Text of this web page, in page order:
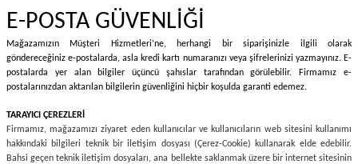
E-POSTA GÜVENLİĞİ
Mağazamızın Müşteri Hizmetleri’ne, herhangi bir siparişinizle ilgili olarak
göndereceğiniz e-postalarda, asla kredi kartı numaranızı veya şifrelerinizi yazmayınız. E-
postalarda yer alan bilgiler üçüncü şahıslar tarafından görülebilir. Firmamız e-
postalarınızdan aktarılan bilgilerin güvenliğini hiçbir koşulda garanti edemez.
TARAYICI ÇEREZLERİ
Firmamız, mağazamızı ziyaret eden kullanıcılar ve kullanıcıların web sitesini kullanımı
hakkındaki bilgileri teknik bir iletişim dosyası (Çerez-Cookie) kullanarak elde edebilir.
Bahsi geçen teknik iletişim dosyaları, ana bellekte saklanmak üzere bir internet sitesinin